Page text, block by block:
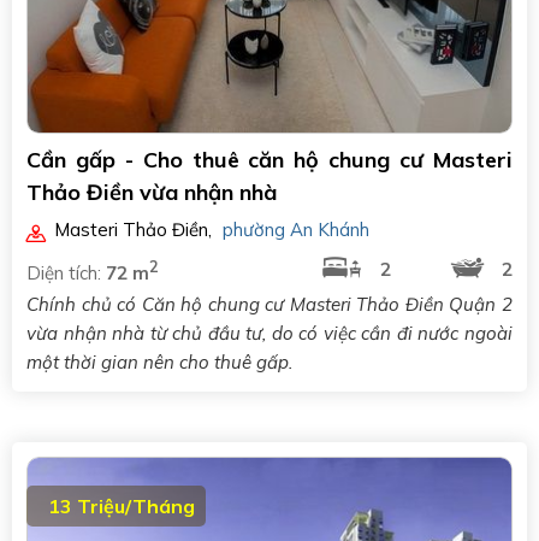
Cần gấp - Cho thuê căn hộ chung cư Masteri
Thảo Điền vừa nhận nhà
Masteri Thảo Điền, phường An Khánh
Diện tích: 72 m2 2
2
Chính chủ có Căn hộ chung cư Masteri Thảo Điền Quận 2
vừa nhận nhà từ chủ đầu tư, do có việc cần đi nước ngoài
một thời gian nên cho thuê gấp.
13 Triệu/Tháng